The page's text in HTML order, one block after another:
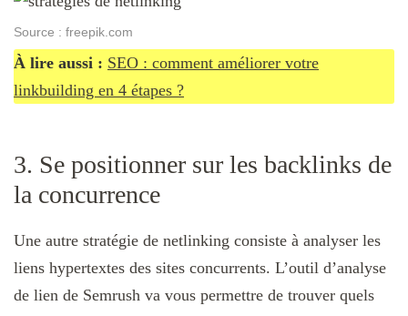
Source : freepik.com
À lire aussi : SEO : comment améliorer votre
linkbuilding en 4 étapes ?
3. Se positionner sur les backlinks de
la concurrence
Une autre stratégie de netlinking consiste à analyser les
liens hypertextes des sites concurrents. L’outil d’analyse
de lien de Semrush va vous permettre de trouver quels